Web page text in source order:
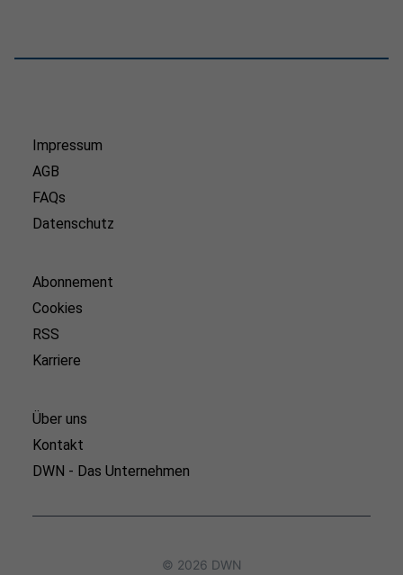
Impressum
AGB
FAQs
Datenschutz
Abonnement
Cookies
RSS
Karriere
Über uns
Kontakt
DWN - Das Unternehmen
© 2026 DWN